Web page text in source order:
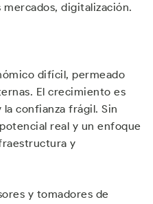
digitalización.
difícil, permeado
El crecimiento es
confianza frágil. Sin
real y un enfoque
y
y tomadores de